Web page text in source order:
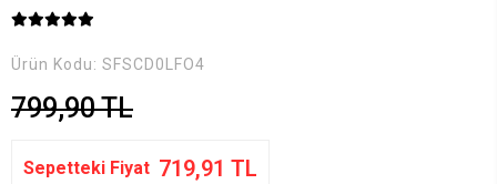
Ürün Kodu: SFSCD0LFO4
799,90 TL
Sepetteki Fiyat 719,91 TL